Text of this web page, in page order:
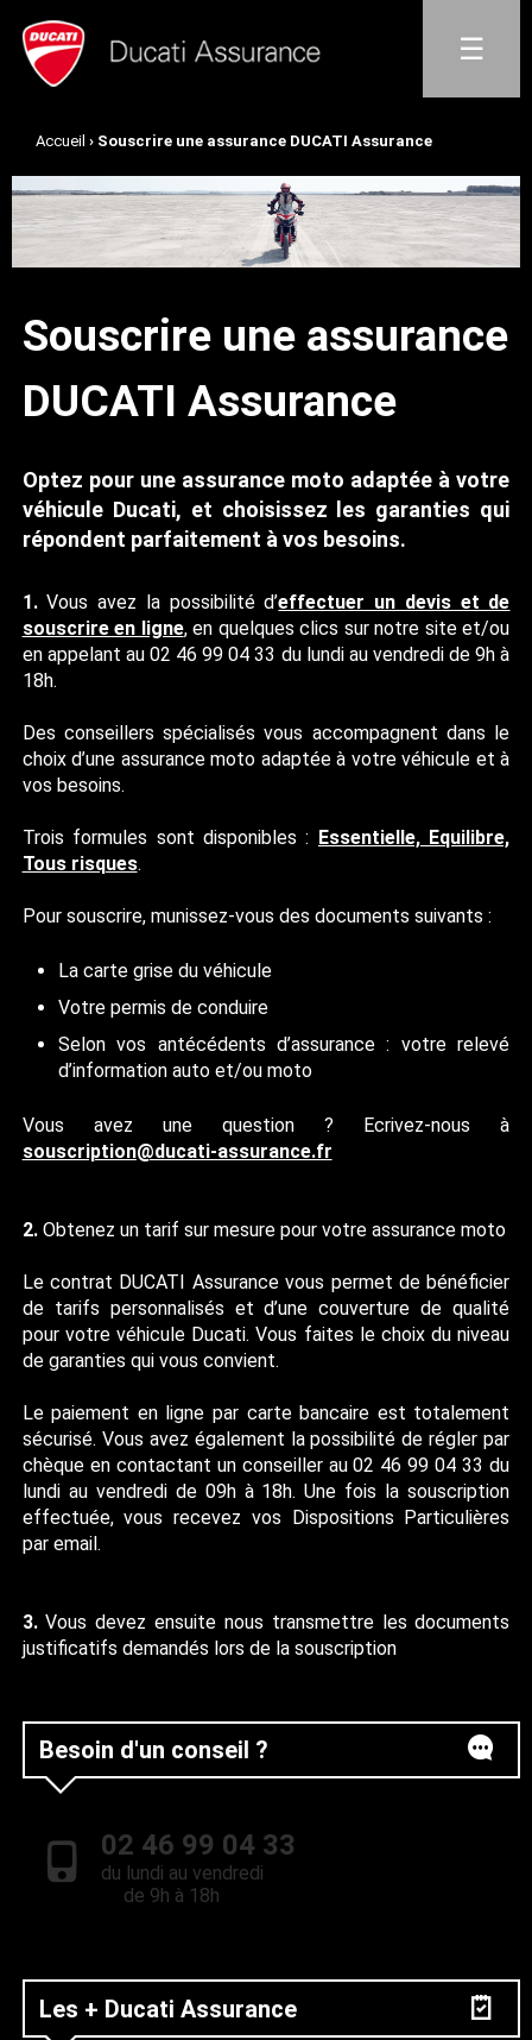
☰
VOUS
ÊTES
ICI
Accueil › Souscrire une assurance DUCATI Assurance
Souscrire une assurance
DUCATI Assurance
Optez pour une assurance moto adaptée à votre
véhicule Ducati, et choisissez les garanties qui
répondent parfaitement à vos besoins.
1.Vous avez la possibilité d’effectuer un devis et de
souscrire en ligne, en quelques clics sur notre site et/ou
en appelant au 02 46 99 04 33 du lundi au vendredi de 9h à
18h.
Des conseillers spécialisés vous accompagnent dans le
choix d’une assurance moto adaptée à votre véhicule et à
vos besoins.
Trois formules sont disponibles : Essentielle, Equilibre,
Tous risques.
Pour souscrire, munissez-vous des documents suivants :
La carte grise du véhicule
Votre permis de conduire
Selon vos antécédents d’assurance : votre relevé
d’information auto et/ou moto
Vous avez une question ? Ecrivez-nous à
souscription@ducati-assurance.fr
2.Obtenez un tarif sur mesure pour votre assurance moto
Le contrat DUCATI Assurance vous permet de bénéficier
de tarifs personnalisés et d’une couverture de qualité
pour votre véhicule Ducati. Vous faites le choix du niveau
de garanties qui vous convient.
Le paiement en ligne par carte bancaire est totalement
sécurisé. Vous avez également la possibilité de régler par
chèque en contactant un conseiller au 02 46 99 04 33 du
lundi au vendredi de 09h à 18h. Une fois la souscription
effectuée, vous recevez vos Dispositions Particulières
par email.
3.Vous devez ensuite nous transmettre les documents
justificatifs demandés lors de la souscription
Besoin d'un conseil ?
02 46 99 04 33
du lundi au vendredi
de 9h à 18h
Les + Ducati Assurance